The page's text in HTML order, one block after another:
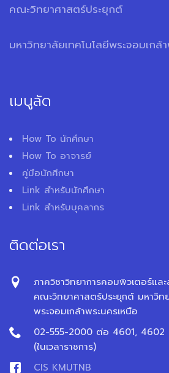
คณะวิทยาศาสตร์ประยุกต์
มหาวิทยาลัยเทคโนโลยีพระจอมเกล้
เมนูลัด
How To นักศึกษา
How To อาจารย์
คู่มือนักศึกษา
Link สำหรับนักศึกษา
Link สำหรับบุคลากร
ติดต่อเรา
ภาควิชาวิทยาการคอมพิวเตอร์แล
คณะวิทยาศาสตร์ประยุกต์ มหาวิท
พระจอมเกล้าพระนครเหนือ
02-555-2000 ต่อ 4601, 4602
(ในเวลาราชการ)
CIS KMUTNB